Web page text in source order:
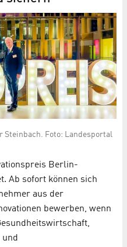
Steinbach. Foto: Landesportal
Berlin-
Ab sofort können sich
aus der
bewerben, wenn